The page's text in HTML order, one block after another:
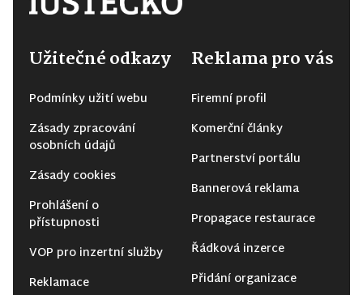
Užitečné odkazy
Podmínky užití webu
Zásady zpracování
osobních údajů
Zásady cookies
Prohlášení o
přístupnosti
VOP pro inzertní služby
Reklamace
Reklama pro vás
Firemní profil
Komerční články
Partnerství portálu
Bannerová reklama
Propagace restaurace
Řádková inzerce
Přidání organizace